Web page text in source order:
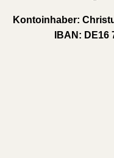
Kontoinhaber:
IBAN: DE16